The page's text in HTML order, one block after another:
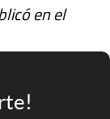
en el